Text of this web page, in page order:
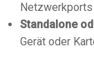
Standalone
Gerät oder